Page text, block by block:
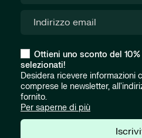
Ottieni uno sconto del
selezionati!
Desidera ricevere informazioni
comprese le newsletter,
fornito.
Per saperne di più